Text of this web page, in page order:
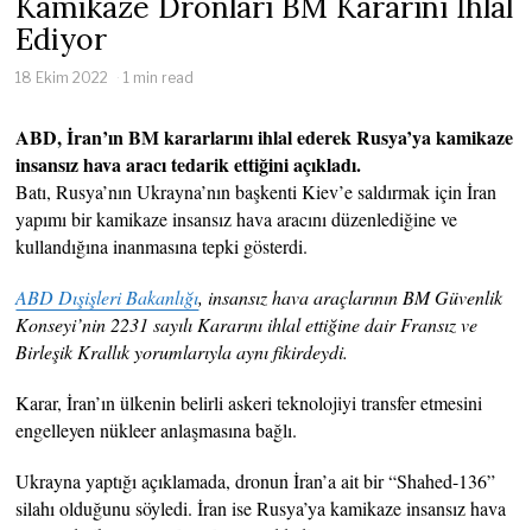
Ediyor
18 Ekim 2022 1 min read
ABD, İran’ın BM kararlarını ihlal ederek Rusya’ya kamikaze
insansız hava aracı tedarik ettiğini açıkladı.
Batı, Rusya’nın Ukrayna’nın başkenti Kiev’e saldırmak için İran
yapımı bir kamikaze insansız hava aracını düzenlediğine ve
kullandığına inanmasına tepki gösterdi.
ABD Dışişleri Bakanlığı, insansız hava araçlarının BM Güvenlik
Konseyi’nin 2231 sayılı Kararını ihlal ettiğine dair Fransız ve
Birleşik Krallık yorumlarıyla aynı fikirdeydi.
Karar, İran’ın ülkenin belirli askeri teknolojiyi transfer etmesini
engelleyen nükleer anlaşmasına bağlı.
Ukrayna yaptığı açıklamada, dronun İran’a ait bir “Shahed-136”
silahı olduğunu söyledi. İran ise Rusya’ya kamikaze insansız hava